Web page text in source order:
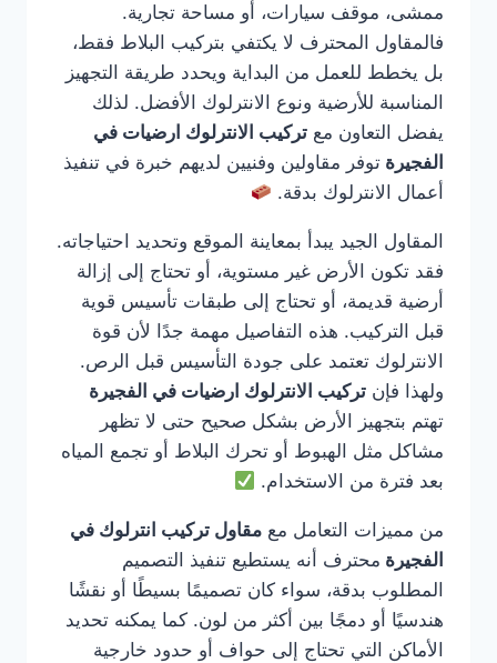
ممشى، موقف سيارات، أو مساحة تجارية.
فالمقاول المحترف لا يكتفي بتركيب البلاط فقط،
بل يخطط للعمل من البداية ويحدد طريقة التجهيز
المناسبة للأرضية ونوع الانترلوك الأفضل. لذلك
يفضل التعاون مع تركيب الانترلوك ارضيات في
الفجيرة توفر مقاولين وفنيين لديهم خبرة في تنفيذ
أعمال الانترلوك بدقة.
المقاول الجيد يبدأ بمعاينة الموقع وتحديد احتياجاته.
فقد تكون الأرض غير مستوية، أو تحتاج إلى إزالة
أرضية قديمة، أو تحتاج إلى طبقات تأسيس قوية
قبل التركيب. هذه التفاصيل مهمة جدًا لأن قوة
الانترلوك تعتمد على جودة التأسيس قبل الرص.
ولهذا فإن تركيب الانترلوك ارضيات في الفجيرة
تهتم بتجهيز الأرض بشكل صحيح حتى لا تظهر
مشاكل مثل الهبوط أو تحرك البلاط أو تجمع المياه
بعد فترة من الاستخدام.
من مميزات التعامل مع مقاول تركيب انترلوك في
الفجيرة محترف أنه يستطيع تنفيذ التصميم
المطلوب بدقة، سواء كان تصميمًا بسيطًا أو نقشًا
هندسيًا أو دمجًا بين أكثر من لون. كما يمكنه تحديد
الأماكن التي تحتاج إلى حواف أو حدود خارجية